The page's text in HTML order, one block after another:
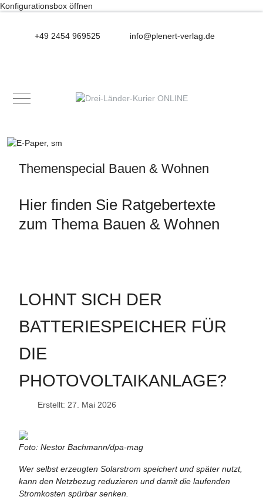
Konfigurationsbox öffnen
+49 2454 969525 info@plenert-verlag.de
Mobile Menu Toggle
Themenspecial Bauen & Wohnen
Hier finden Sie Ratgebertexte
zum Thema Bauen & Wohnen
LOHNT SICH DER
BATTERIESPEICHER FÜR
DIE
PHOTOVOLTAIKANLAGE?
Erstellt: 27. Mai 2026
Foto: Nestor Bachmann/dpa-mag
Wer selbst erzeugten Solarstrom speichert und später nutzt,
kann den Netzbezug reduzieren und damit die laufenden
Stromkosten spürbar senken.